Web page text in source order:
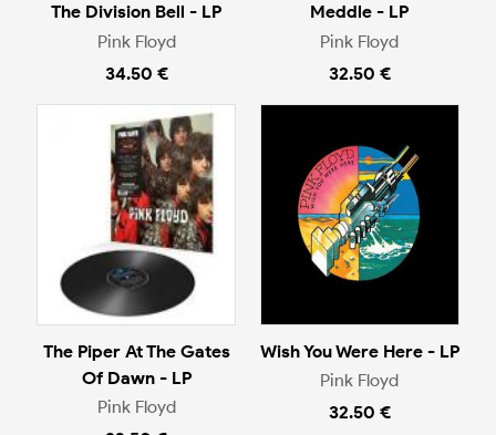
The Division Bell - LP
Pink Floyd
34.50 €
Meddle - LP
Pink Floyd
32.50 €
The Piper At The Gates
Of Dawn - LP
Pink Floyd
Wish You Were Here - LP
Pink Floyd
32.50 €